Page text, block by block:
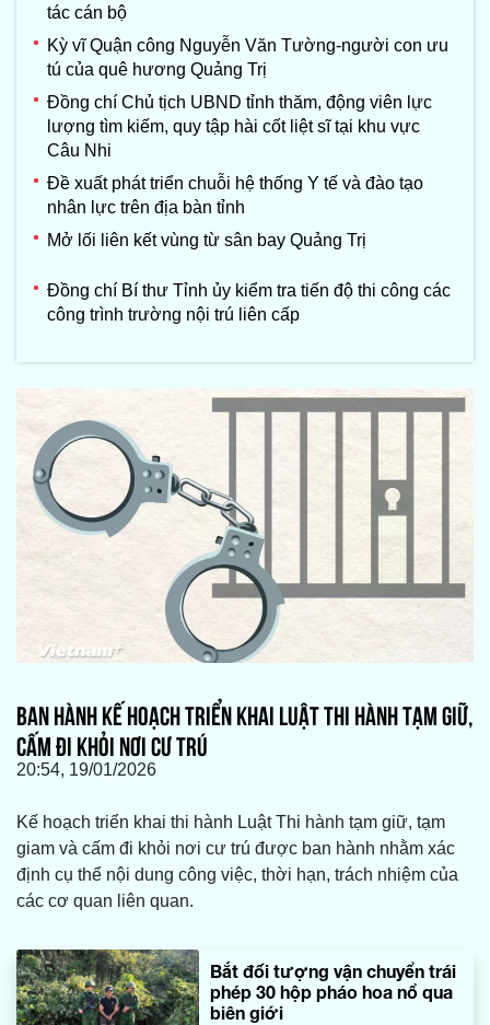
tác cán bộ
Kỳ vĩ Quận công Nguyễn Văn Tường-người con ưu
tú của quê hương Quảng Trị
Đồng chí Chủ tịch UBND tỉnh thăm, động viên lực
lượng tìm kiếm, quy tập hài cốt liệt sĩ tại khu vực
Câu Nhi
Đề xuất phát triển chuỗi hệ thống Y tế và đào tạo
nhân lực trên địa bàn tỉnh
Mở lối liên kết vùng từ sân bay Quảng Trị
Đồng chí Bí thư Tỉnh ủy kiểm tra tiến độ thi công các
công trình trường nội trú liên cấp
BAN HÀNH KẾ HOẠCH TRIỂN KHAI LUẬT THI HÀNH TẠM GIỮ,
CẤM ĐI KHỎI NƠI CƯ TRÚ
20:54, 19/01/2026
Kế hoạch triển khai thi hành Luật Thi hành tạm giữ, tạm
giam và cấm đi khỏi nơi cư trú được ban hành nhằm xác
định cụ thể nội dung công việc, thời hạn, trách nhiệm của
các cơ quan liên quan.
Bắt đối tượng vận chuyển trái
phép 30 hộp pháo hoa nổ qua
biên giới